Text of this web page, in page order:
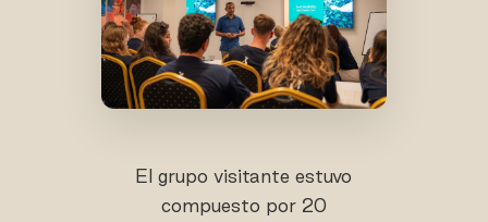
El grupo visitante estuvo
compuesto por 20